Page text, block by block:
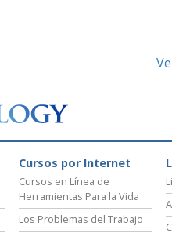
Cursos por Internet
Cursos en Línea de
Herramientas Para la Vida
Los Problemas del Trabajo